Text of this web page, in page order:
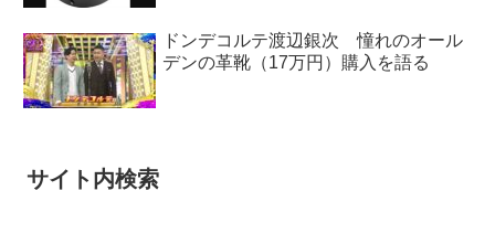
ドンデコルテ渡辺銀次 憧れのオール
デンの革靴（17万円）購入を語る
サイト内検索